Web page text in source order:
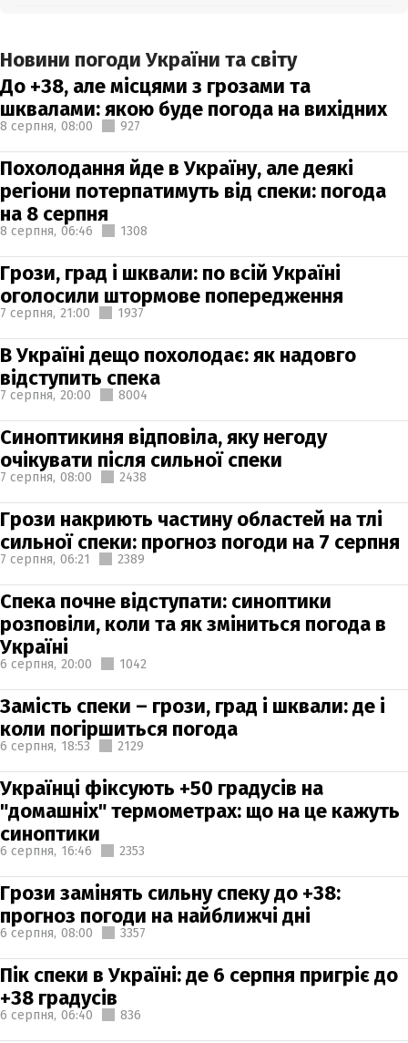
Новини погоди України та світу
До +38, але місцями з грозами та
шквалами: якою буде погода на вихідних
8 серпня, 08:00 927
Похолодання йде в Україну, але деякі
регіони потерпатимуть від спеки: погода
на 8 серпня
8 серпня, 06:46 1308
Грози, град і шквали: по всій Україні
оголосили штормове попередження
7 серпня, 21:00 1937
В Україні дещо похолодає: як надовго
відступить спека
7 серпня, 20:00 8004
Синоптикиня відповіла, яку негоду
очікувати після сильної спеки
7 серпня, 08:00 2438
Грози накриють частину областей на тлі
сильної спеки: прогноз погоди на 7 серпня
7 серпня, 06:21 2389
Спека почне відступати: синоптики
розповіли, коли та як зміниться погода в
Україні
6 серпня, 20:00 1042
Замість спеки – грози, град і шквали: де і
коли погіршиться погода
6 серпня, 18:53 2129
Українці фіксують +50 градусів на
"домашніх" термометрах: що на це кажуть
синоптики
6 серпня, 16:46 2353
Грози замінять сильну спеку до +38:
прогноз погоди на найближчі дні
6 серпня, 08:00 3357
Пік спеки в Україні: де 6 серпня пригріє до
+38 градусів
6 серпня, 06:40 836